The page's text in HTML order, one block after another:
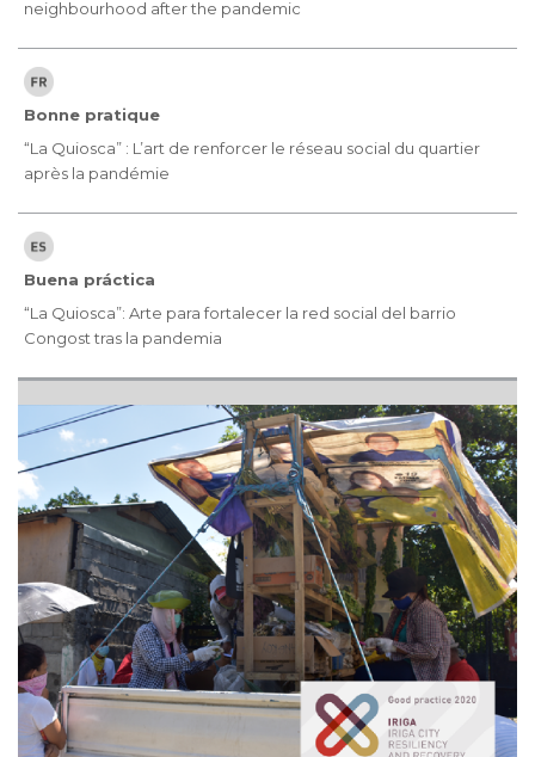
neighbourhood after the pandemic
Bonne pratique
“La Quiosca” : L’art de renforcer le réseau social du quartier
après la pandémie
Buena práctica
“La Quiosca”: Arte para fortalecer la red social del barrio
Congost tras la pandemia